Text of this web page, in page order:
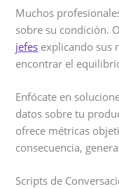
Muchos
sobre su condición.
jefes explicando sus
encontrar el
Enfócate en
datos sobre tu
ofrece métricas
consecuencia,
Scripts de